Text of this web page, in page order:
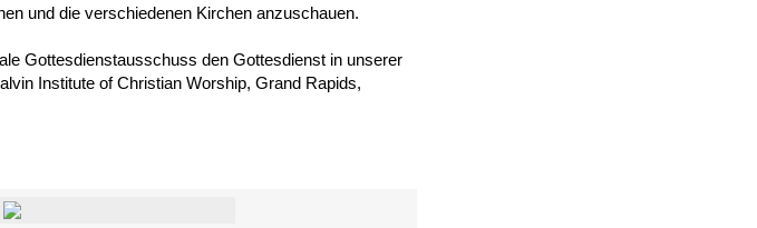
und die verschiedenen Kirchen anzuschauen.
Gottesdienstausschuss den Gottesdienst in unserer
Institute of Christian Worship, Grand Rapids,